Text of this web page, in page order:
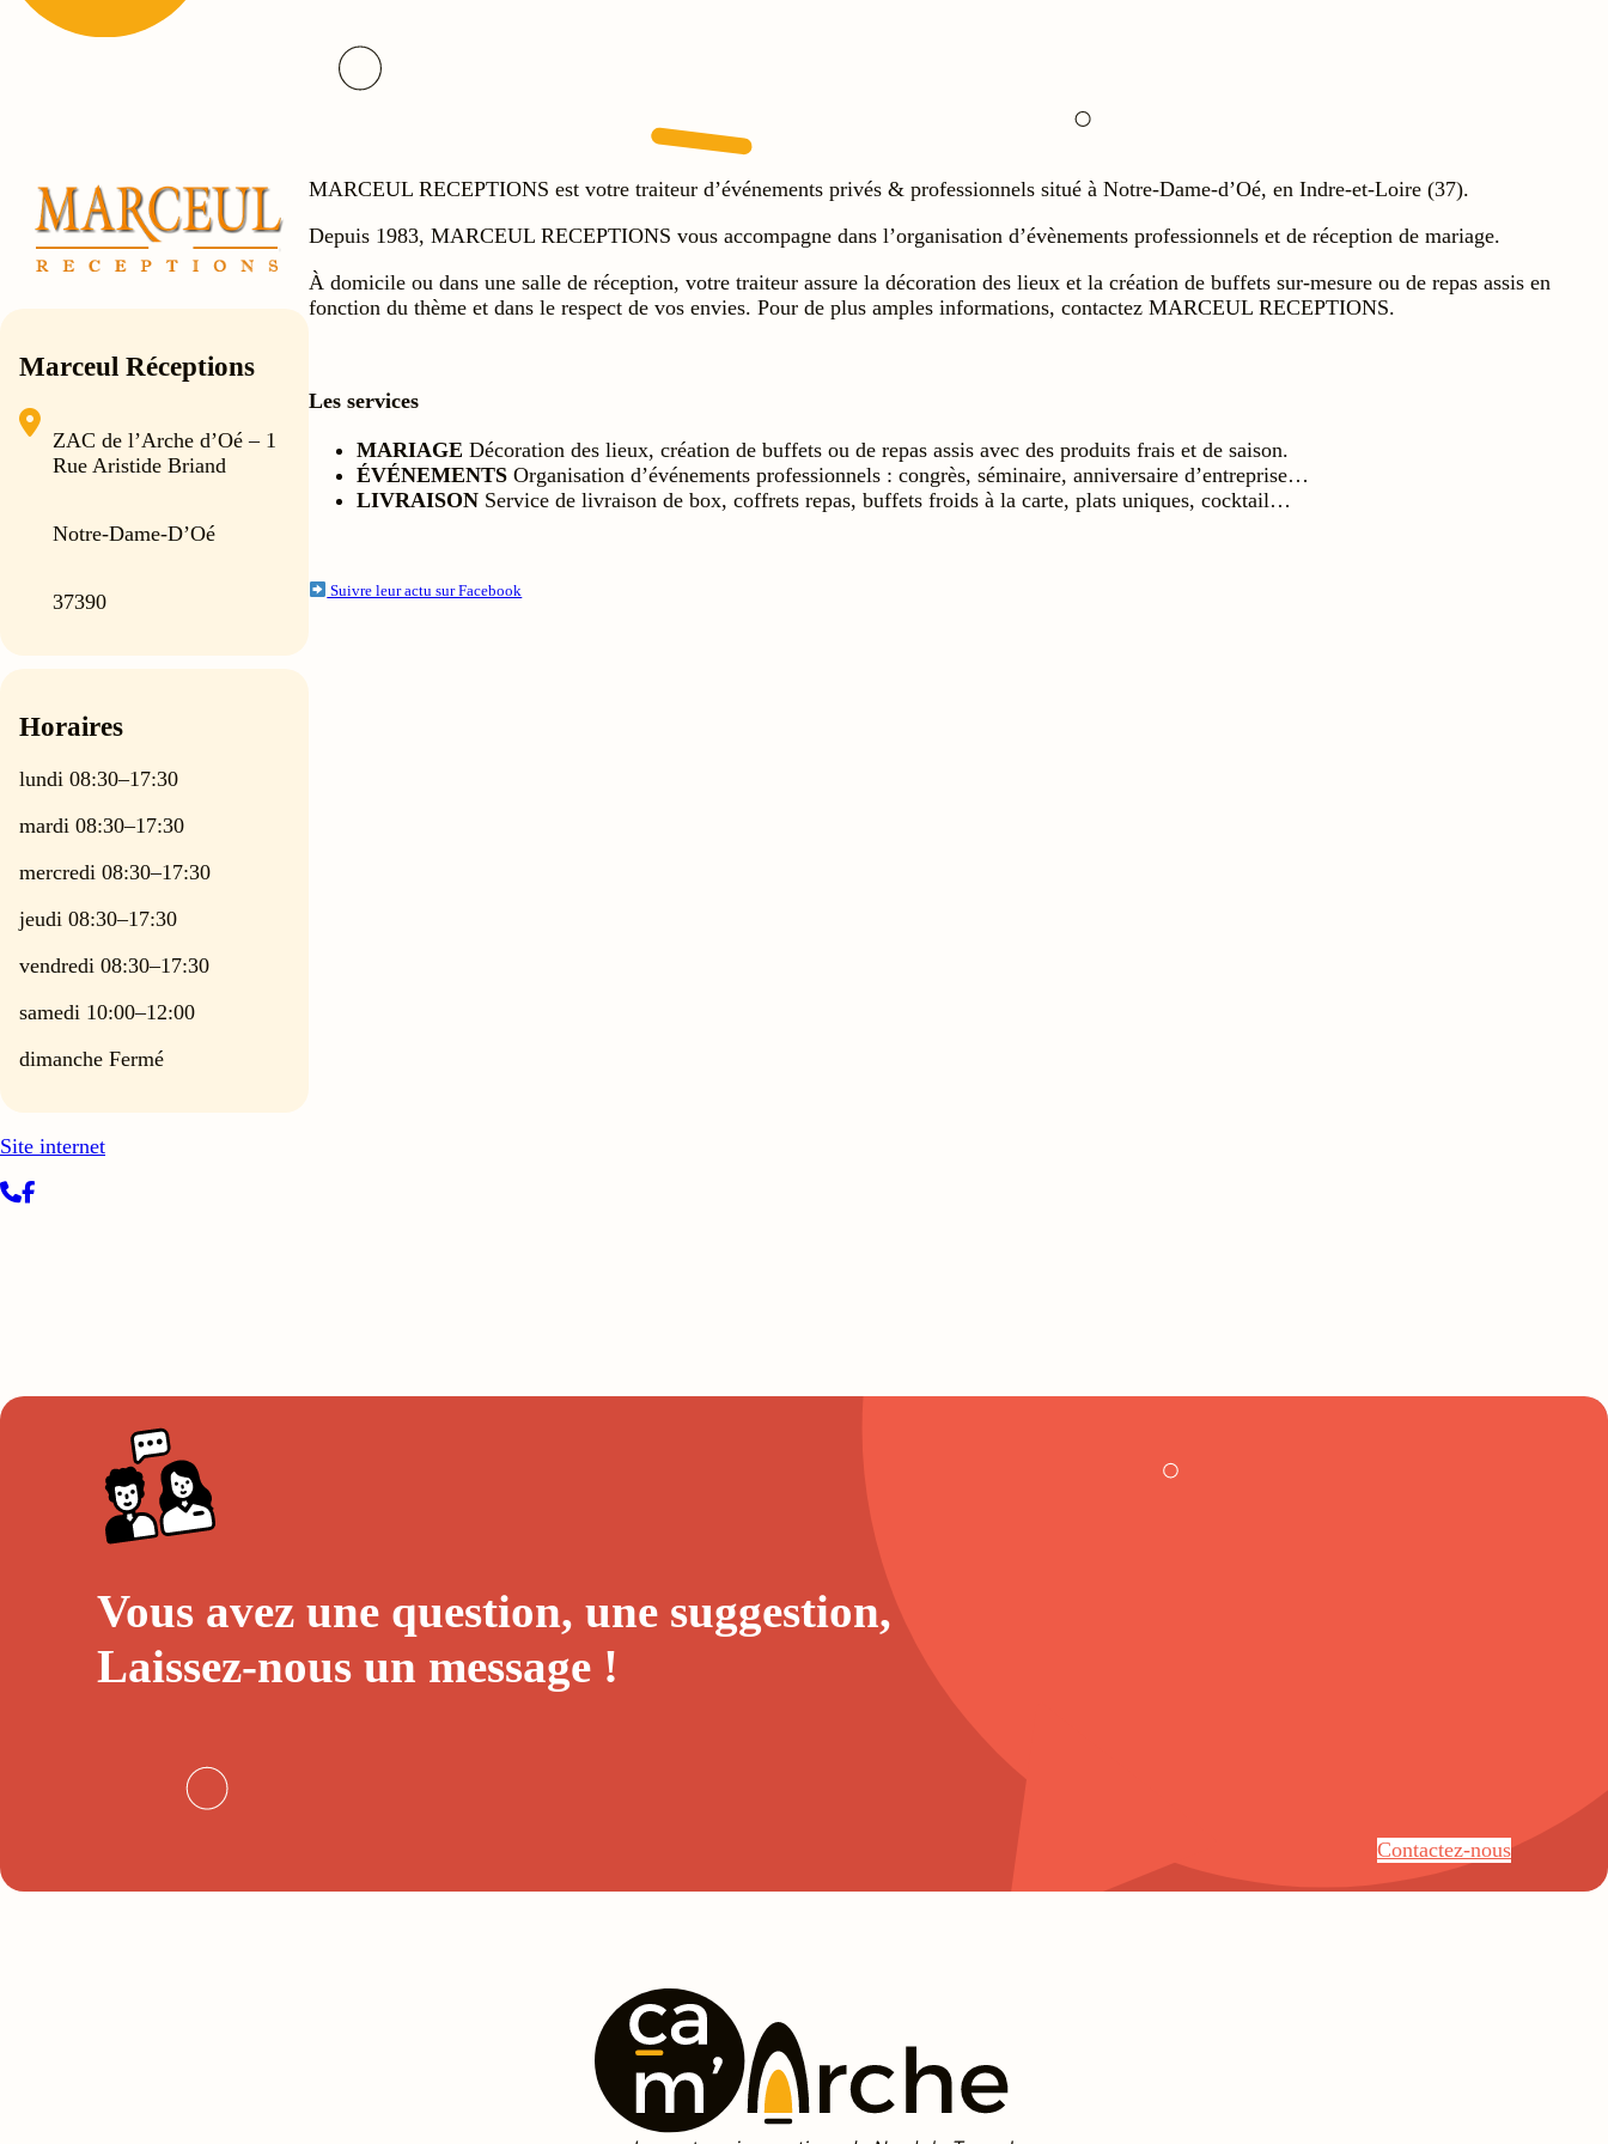
Marceul Réceptions
ZAC de l’Arche d’Oé – 1
Rue Aristide Briand
Notre-Dame-D’Oé
37390
Horaires
lundi 08:30–17:30
mardi 08:30–17:30
mercredi 08:30–17:30
jeudi 08:30–17:30
vendredi 08:30–17:30
samedi 10:00–12:00
dimanche Fermé
Site internet
MARCEUL RECEPTIONS est votre traiteur d’événements privés & professionnels situé à Notre-Dame-d’Oé, en Indre-et-Loire (37).
Depuis 1983, MARCEUL RECEPTIONS vous accompagne dans l’organisation d’évènements professionnels et de réception de mariage.
À domicile ou dans une salle de réception, votre traiteur assure la décoration des lieux et la création de buffets sur-mesure ou de repas assis en
fonction du thème et dans le respect de vos envies. Pour de plus amples informations, contactez MARCEUL RECEPTIONS.
Les services
MARIAGE Décoration des lieux, création de buffets ou de repas assis avec des produits frais et de saison.
ÉVÉNEMENTS Organisation d’événements professionnels : congrès, séminaire, anniversaire d’entreprise…
LIVRAISON Service de livraison de box, coffrets repas, buffets froids à la carte, plats uniques, cocktail…
Suivre leur actu sur Facebook
Vous avez une question, une suggestion,
Laissez-nous un message!
Contactez-nous